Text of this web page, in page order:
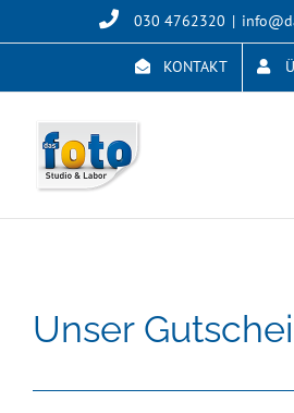
030 4762320 |
KONTAKT
Unser